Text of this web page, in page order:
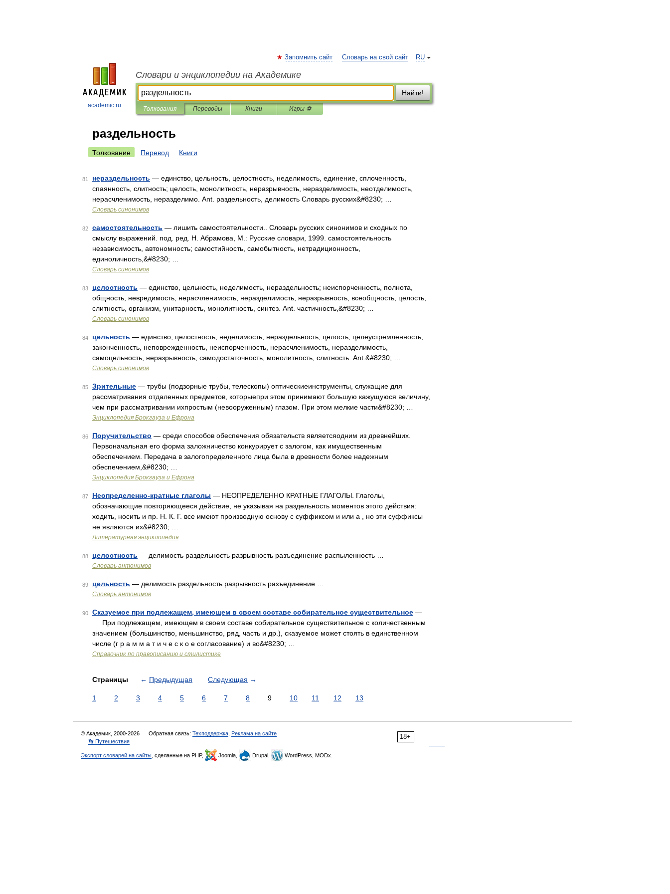
academic.ru
RU
Запомнить сайт Словарь на свой сайт
Словари и энциклопедии на Академике
Найти!
Толкования Переводы Книги Игры ⚽
раздельность
Толкование Перевод Книги
81 нераздельность — единство, цельность, целостность, неделимость, единение, сплоченность,
спаянность, слитность; целость, монолитность, неразрывность, неразделимость, неотделимость,
нерасчленимость, неразделимо. Ant. раздельность, делимость Словарь русских&#8230; …
Словарь синонимов
82 самостоятельность — лишить самостоятельности.. Словарь русских синонимов и сходных по
смыслу выражений. под. ред. Н. Абрамова, М.: Русские словари, 1999. самостоятельность
независимость, автономность; самостийность, самобытность, нетрадиционность,
единоличность,&#8230; …
Словарь синонимов
83 целостность — единство, цельность, неделимость, нераздельность; неиспорченность, полнота,
общность, невредимость, нерасчленимость, неразделимость, неразрывность, всеобщность, целость,
слитность, организм, унитарность, монолитность, синтез. Ant. частичность,&#8230; …
Словарь синонимов
84 цельность — единство, целостность, неделимость, нераздельность; целость, целеустремленность,
законченность, неповрежденность, неиспорченность, нерасчленимость, неразделимость,
самоцельность, неразрывность, самодостаточность, монолитность, слитность. Ant.&#8230; …
Словарь синонимов
85 Зрительные — трубы (подзорные трубы, телескопы) оптическиеинструменты, служащие для
рассматривания отдаленных предметов, которыепри этом принимают большую кажущуюся величину,
чем при рассматривании ихпростым (невооруженным) глазом. При этом мелкие части&#8230; …
Энциклопедия Брокгауза и Ефрона
86 Поручительство — среди способов обеспечения обязательств являетсяодним из древнейших.
Первоначальная его форма заложничество конкурирует с залогом, как имущественным
обеспечением. Передача в залогопределенного лица была в древности более надежным
обеспечением,&#8230; …
Энциклопедия Брокгауза и Ефрона
87 Неопределенно-кратные глаголы — НЕОПРЕДЕЛЕННО КРАТНЫЕ ГЛАГОЛЫ. Глаголы,
обозначающие повторяющееся действие, не указывая на раздельность моментов этого действия:
ходить, носить и пр. Н. К. Г. все имеют производную основу с суффиксом и или а , но эти суффиксы
не являются их&#8230; …
Литературная энциклопедия
88 целостность — делимость раздельность разрывность разъединение распыленность …
Словарь антонимов
89 цельность — делимость раздельность разрывность разъединение …
Словарь антонимов
90 Сказуемое при подлежащем, имеющем в своем составе собирательное существительное —
При подлежащем, имеющем в своем составе собирательное существительное с количественным
значением (большинство, меньшинство, ряд, часть и др.), сказуемое может стоять в единственном
числе (г р а м м а т и ч е с к о е согласование) и во&#8230; …
Справочник по правописанию и стилистике
Страницы ← Предыдущая Следующая →
1 2 3 4 5 6 7 8 9 10 11 12 13
18+
© Академик, 2000-2026 Обратная связь: Техподдержка Реклама на сайте
👣 Путешествия
Экспорт словарей на сайты , сделанные на PHP, Joomla, Drupal, WordPress, MODx.